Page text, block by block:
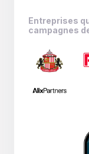
Entreprises
campagnes